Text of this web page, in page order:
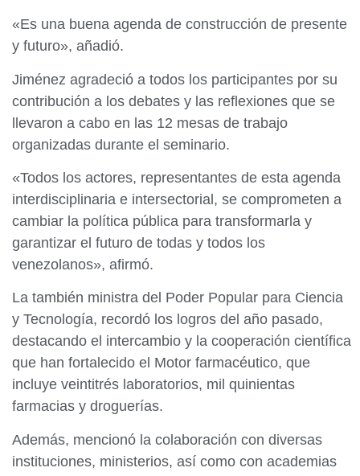
«Es una buena agenda de construcción de presente
y futuro», añadió.
Jiménez agradeció a todos los participantes por su
contribución a los debates y las reflexiones que se
llevaron a cabo en las 12 mesas de trabajo
organizadas durante el seminario.
«Todos los actores, representantes de esta agenda
interdisciplinaria e intersectorial, se comprometen a
cambiar la política pública para transformarla y
garantizar el futuro de todas y todos los
venezolanos», afirmó.
La también ministra del Poder Popular para Ciencia
y Tecnología, recordó los logros del año pasado,
destacando el intercambio y la cooperación científica
que han fortalecido el Motor farmacéutico, que
incluye veintitrés laboratorios, mil quinientas
farmacias y droguerías.
Además, mencionó la colaboración con diversas
instituciones, ministerios, así como con academias